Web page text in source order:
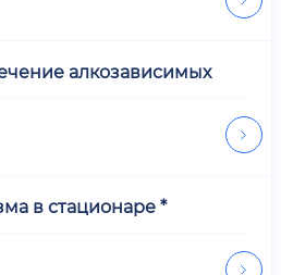
алкозависимых
в стационаре *